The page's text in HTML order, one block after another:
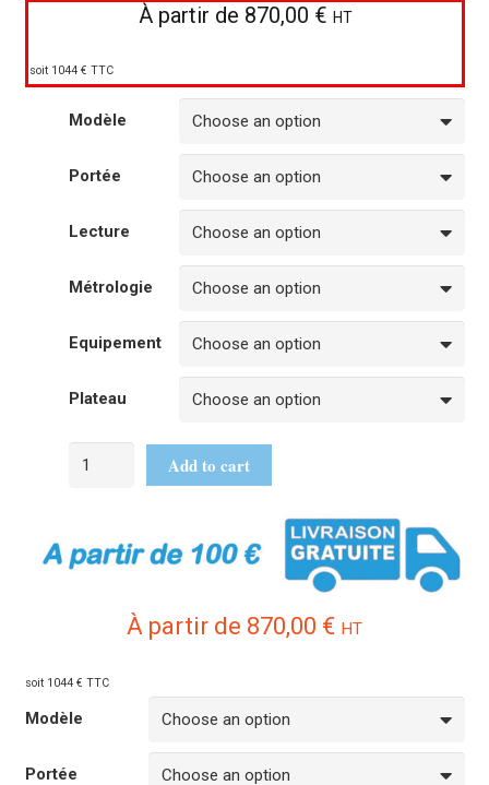
À partir de 870,00 € HT
soit 1044 € TTC
Modèle
Portée
Lecture
Métrologie
Equipement
Plateau
Add to cart
À partir de 870,00 € HT
soit 1044 € TTC
Modèle
Portée